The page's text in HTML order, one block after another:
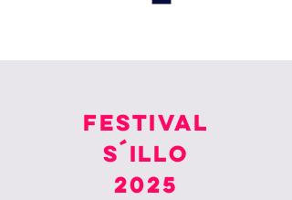
FESTIVAL
S´ILLO
2025